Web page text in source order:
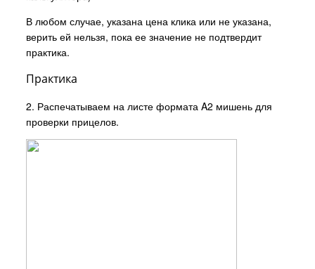
В любом случае, указана цена клика или не указана,
верить ей нельзя, пока ее значение не подтвердит
практика.
Практика
2. Распечатываем на листе формата A2 мишень для
проверки прицелов.